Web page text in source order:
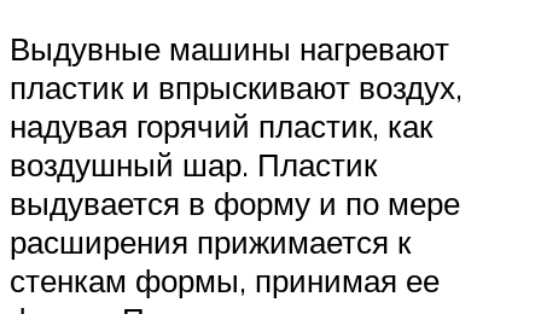
Выдувные машины нагревают
пластик и впрыскивают воздух,
надувая горячий пластик, как
воздушный шар. Пластик
выдувается в форму и по мере
расширения прижимается к
стенкам формы, принимая ее